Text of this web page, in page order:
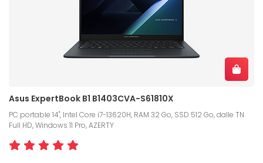
Asus ExpertBook B1 B1403CVA-S61810X
PC portable 14", Intel Core i7-13620H, RAM 32 Go, SSD 512 Go, dalle TN
Full HD, Windows 11 Pro, AZERTY